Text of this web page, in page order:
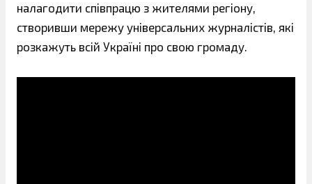
налагодити співпрацю з жителями регіону,
створивши мережу універсальних журналістів, які
розкажуть всій Україні про свою громаду.